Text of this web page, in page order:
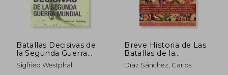
Batallas Decisivas de
la Segunda Guerra
Mundial (in Spanish)
Sigfried Westphal
Breve Historia de Las
Batallas de la
Antigüedad (in
Spanish)
Díaz Sánchez, Carlos